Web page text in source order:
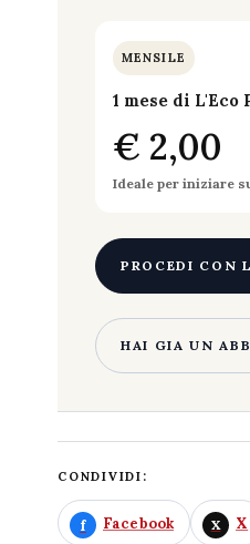
MENSILE
1 mese di L'Eco
€ 2,00
Ideale per iniziare
PROCEDI CON
HAI GIA UN
CONDIVIDI:
Facebook X